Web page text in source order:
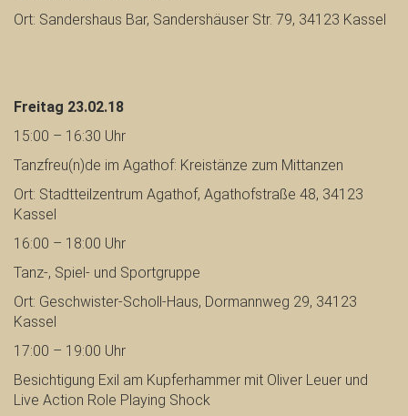
Ort: Sandershaus Bar, Sandershäuser Str. 79, 34123 Kassel
Freitag 23.02.18
15:00 – 16:30 Uhr
Tanzfreu(n)de im Agathof: Kreistänze zum Mittanzen
Ort: Stadtteilzentrum Agathof, Agathofstraße 48, 34123
Kassel
16:00 – 18:00 Uhr
Tanz-, Spiel- und Sportgruppe
Ort: Geschwister-Scholl-Haus, Dormannweg 29, 34123
Kassel
17:00 – 19:00 Uhr
Besichtigung Exil am Kupferhammer mit Oliver Leuer und
Live Action Role Playing Shock